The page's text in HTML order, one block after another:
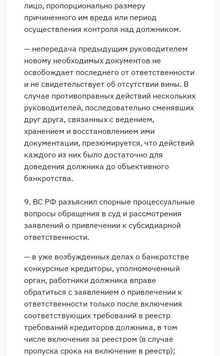
лицо, пропорционально размеру
причиненного им вреда или период
осуществления контроля над должником.
— непередача предыдущим руководителем
новому необходимых документов не
освобождает последнего от ответственности
и не свидетельствует об отсутствии вины. В
случае противоправных действий нескольких
руководителей, последовательно сменявших
друг друга, связанных с ведением,
хранением и восстановлением ими
документации, презюмируется, что действий
каждого из них было достаточно для
доведения должника до объективного
банкротства.
9. ВС РФ разъяснил спорные процессуальные
вопросы обращения в суд и рассмотрения
заявлений о привлечении к субсидиарной
ответственности.
— в уже возбужденных делах о банкротстве
конкурсные кредиторы, уполномоченный
орган, работники должника вправе
обратиться с заявлением о привлечении к
ответственности только после включения
соответствующих требований в реестр
требований кредиторов должника, в том
числе включения за реестром (в случае
пропуска срока на включение в реестр);